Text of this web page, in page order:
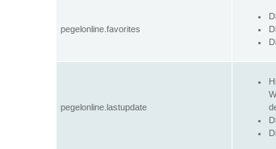
pegelonline.favorites
pegelonline.lastupdate